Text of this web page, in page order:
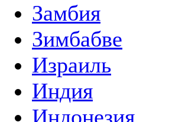
Замбия
Зимбабве
Израиль
Индия
Индонезия